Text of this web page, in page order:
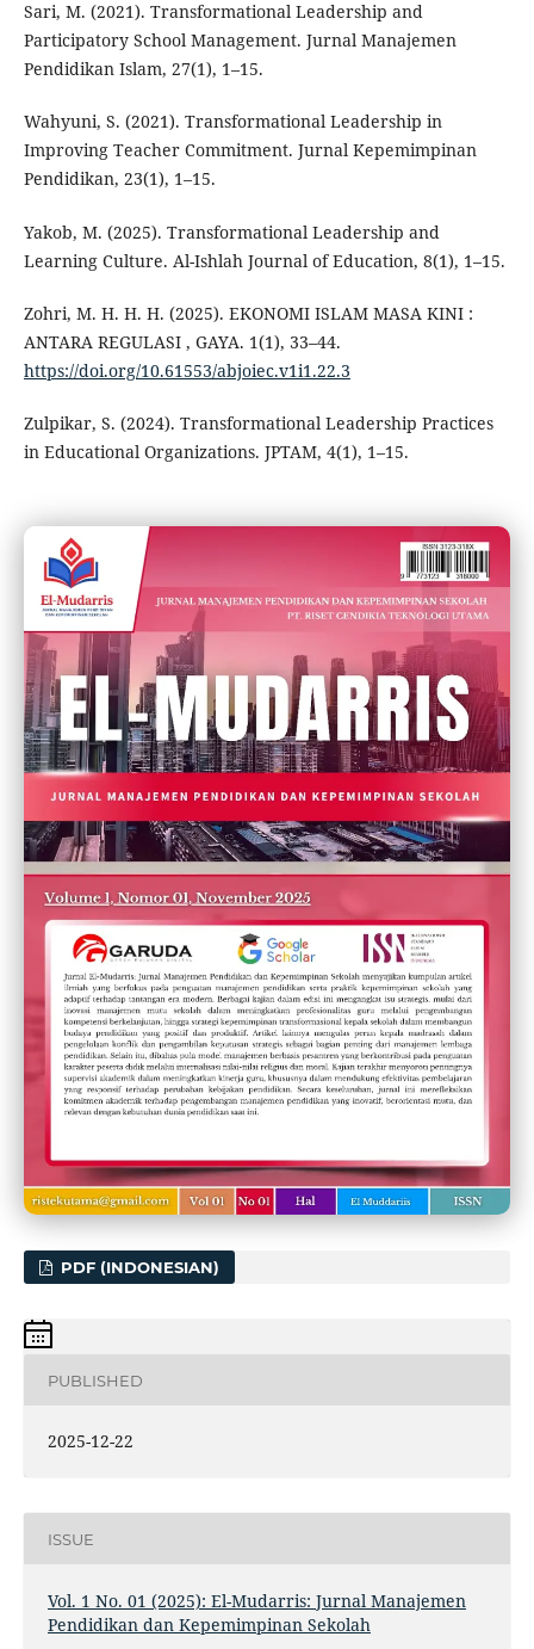
Sari, M. (2021). Transformational Leadership and
Participatory School Management. Jurnal Manajemen
Pendidikan Islam, 27(1), 1–15.
Wahyuni, S. (2021). Transformational Leadership in
Improving Teacher Commitment. Jurnal Kepemimpinan
Pendidikan, 23(1), 1–15.
Yakob, M. (2025). Transformational Leadership and
Learning Culture. Al-Ishlah Journal of Education, 8(1), 1–15.
Zohri, M. H. H. H. (2025). EKONOMI ISLAM MASA KINI :
ANTARA REGULASI , GAYA. 1(1), 33–44.
https://doi.org/10.61553/abjoiec.v1i1.22.3
Zulpikar, S. (2024). Transformational Leadership Practices
in Educational Organizations. JPTAM, 4(1), 1–15.
PDF (INDONESIAN)
PUBLISHED
2025-12-22
ISSUE
Vol. 1 No. 01 (2025): El-Mudarris: Jurnal Manajemen
Pendidikan dan Kepemimpinan Sekolah